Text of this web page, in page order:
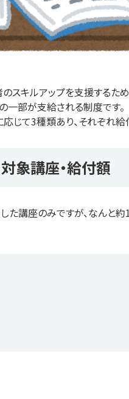
スキルアップを支援するた
一部が支給される制度です。
じて3種類あり、それぞれ給
象講座・給付額
講座のみですが、なんと